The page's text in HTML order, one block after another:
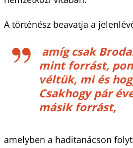
A történész beavatja a
amíg csak
mint forrást,
véltük, mi és
Csakhogy pár
másik forrást,
amelyben a haditanácson